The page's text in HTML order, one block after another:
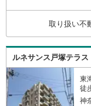
0.95％（変
あり、実際
利情勢によ
ーーーーー
取り扱い不
ルネサンス戸塚テラス
東
徒
神